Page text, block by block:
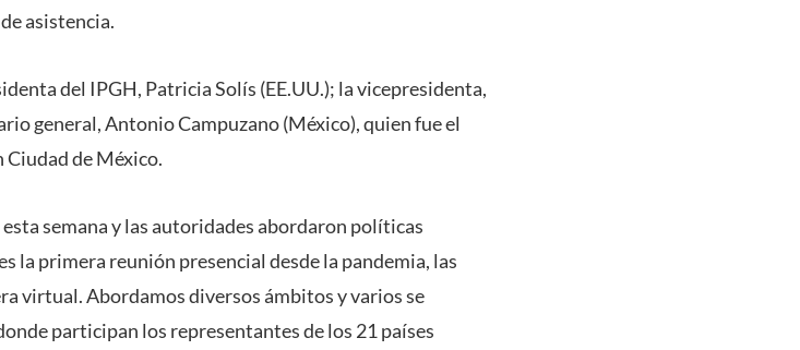
asistencia.
del IPGH, Patricia Solís (EE.UU.); la vicepresidenta,
general, Antonio Campuzano (México), quien fue el
de México.
semana y las autoridades abordaron políticas
la primera reunión presencial desde la pandemia, las
virtual. Abordamos diversos ámbitos y varios se
participan los representantes de los 21 países